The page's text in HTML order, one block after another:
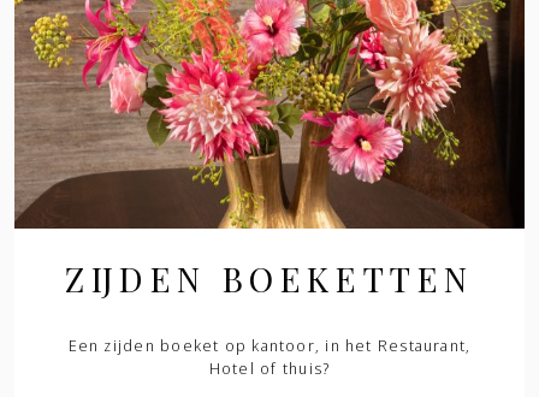
ZIJDEN BOEKETTEN
Een zijden boeket op kantoor, in het Restaurant,
Hotel of thuis?